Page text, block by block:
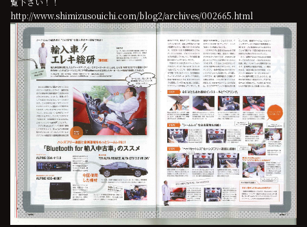
http://www.shimizusouichi.com/blog2/archives/002665.html